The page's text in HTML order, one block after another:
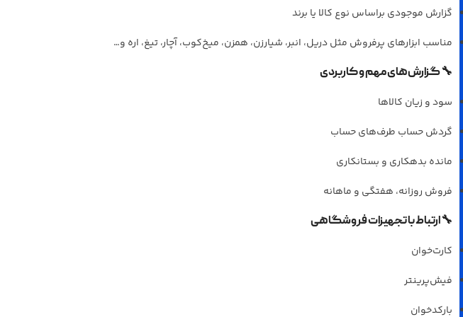
گزارش موجودی براساس نوع کالا یا برند
مناسب ابزارهای پرفروش مثل دریل، انبر، شیارزن، همزن، میخ‌کوب، آچار، تیغ، اره و…
🔧گزارش‌های مهم و کاربردی
سود و زیان کالاها
گردش حساب طرف‌های حساب
مانده بدهکاری و بستانکاری
فروش روزانه، هفتگی و ماهانه
🔧ارتباط با تجهیزات فروشگاهی
کارت‌خوان
فیش‌پرینتر
بارکدخوان